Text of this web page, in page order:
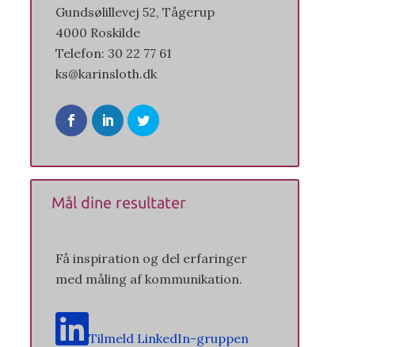
Gundsølillevej 52, Tågerup
4000 Roskilde
Telefon: 30 22 77 61
ks@karinsloth.dk
Mål dine resultater
Få inspiration og del erfaringer
med måling af kommunikation.
Tilmeld LinkedIn-gruppen